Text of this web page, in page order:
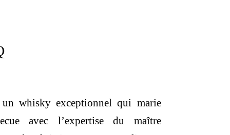
:
whisky exceptionnel qui marie
avec l’expertise du maître